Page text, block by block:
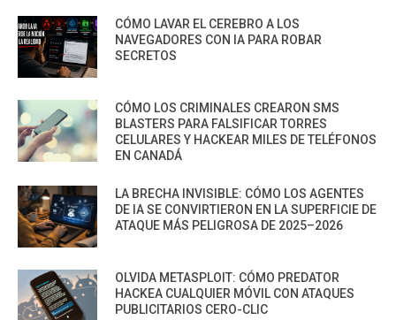
CÓMO LAVAR EL CEREBRO A LOS
NAVEGADORES CON IA PARA ROBAR
SECRETOS
CÓMO LOS CRIMINALES CREARON SMS
BLASTERS PARA FALSIFICAR TORRES
CELULARES Y HACKEAR MILES DE TELÉFONOS
EN CANADÁ
LA BRECHA INVISIBLE: CÓMO LOS AGENTES
DE IA SE CONVIRTIERON EN LA SUPERFICIE DE
ATAQUE MÁS PELIGROSA DE 2025–2026
OLVIDA METASPLOIT: CÓMO PREDATOR
HACKEA CUALQUIER MÓVIL CON ATAQUES
PUBLICITARIOS CERO-CLIC